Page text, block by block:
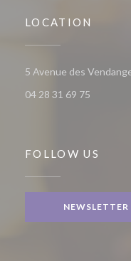
LOCATION
5 Avenue des
04 28 31 69 75
FOLLOW US
NEWSLETTER